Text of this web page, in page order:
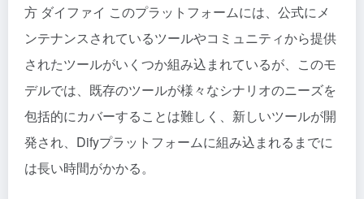
方 ダイファイ このプラットフォームには、公式にメ
ンテナンスされているツールやコミュニティから提供
されたツールがいくつか組み込まれているが、このモ
デルでは、既存のツールが様々なシナリオのニーズを
包括的にカバーすることは難しく、新しいツールが開
発され、Difyプラットフォームに組み込まれるまでに
は長い時間がかかる。